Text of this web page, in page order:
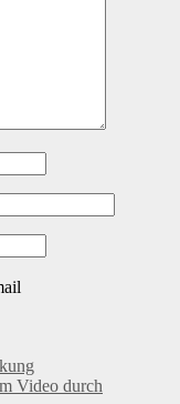
Video durch